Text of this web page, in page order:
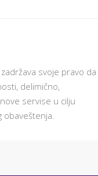
svoje pravo da
delimično,
servise u cilju